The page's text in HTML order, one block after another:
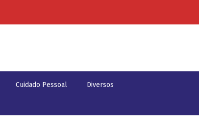
Cuidado Pessoal Diversos